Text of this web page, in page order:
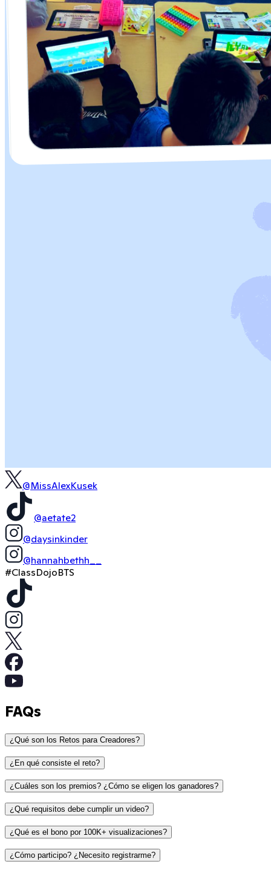
@MissAlexKusek
@aetate2
@daysinkinder
@hannahbethh__
#ClassDojoBTS
FAQs
¿Qué son los Retos para Creadores?
¿En qué consiste el reto?
¿Cuáles son los premios? ¿Cómo se eligen los ganadores?
1er lugar: $500 para hacer realidad la lista de deseos
de tu aula
2.º lugar: A elección del profesor o la profesora, una
¿Qué requisitos debe cumplir un video?
Ser un video (no una foto, un carrusel ni una
Historia)
¿Qué es el bono por 100K+ visualizaciones?
¿Cómo participo? ¿Necesito registrarme?